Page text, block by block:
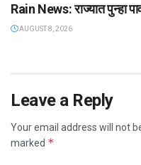
Rain News: राज्यात पुन्हा
AUGUST 8, 2026
Leave a Reply
Your email address will not
marked *